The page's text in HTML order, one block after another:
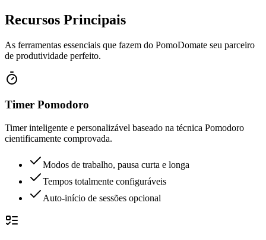
Recursos Principais
As ferramentas essenciais que fazem do PomoDomate seu parceiro
de produtividade perfeito.
Timer Pomodoro
Timer inteligente e personalizável baseado na técnica Pomodoro
cientificamente comprovada.
Modos de trabalho, pausa curta e longa
Tempos totalmente configuráveis
Auto-início de sessões opcional